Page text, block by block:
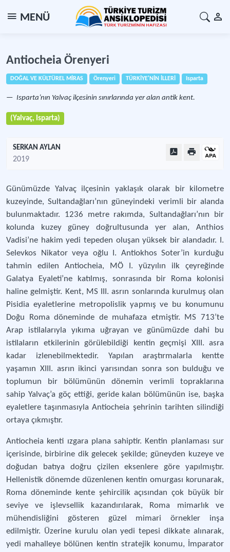
MENÜ
Antiocheia Örenyeri
DOĞAL VE KÜLTÜREL MİRAS Örenyeri TÜRKİYE'NİN İLLERİ Isparta
Isparta’nın Yalvaç ilçesinin sınırlarında yer alan antik kent.
(Yalvaç, Isparta)
SERKAN AYLAN
2019
Günümüzde Yalvaç ilçesinin yaklaşık olarak bir kilometre
kuzeyinde, Sultandağları’nın güneyindeki verimli bir alanda
bulunmaktadır. 1236 metre rakımda, Sultandağları’nın bir
kolunda kuzey güney doğrultusunda yer alan, Anthios
Vadisi’ne hakim yedi tepeden oluşan yüksek bir alandadır. I.
Selevkos Nikator veya oğlu I. Antiokhos Soter’in kurduğu
tahmin edilen Antiocheia, MÖ I. yüzyılın ilk çeyreğinde
Galatya Eyaleti’ne katılmış, sonrasında bir Roma kolonisi
haline gelmiştir. Kent, MS III. asrın sonlarında kurulmuş olan
Pisidia eyaletlerine metropolislik yapmış ve bu konumunu
Doğu Roma döneminde de muhafaza etmiştir. MS 713’te
Arap istilalarıyla yıkıma uğrayan ve günümüzde dahi bu
istilaların etkilerinin görülebildiği kentin geçmişi XIII. asra
kadar izlenebilmektedir. Yapılan araştırmalarla kentte
yaşamın XIII. asrın ikinci yarısından sonra son bulduğu ve
toplumun bir bölümünün dönemin verimli topraklarına
sahip Yalvaç’a göç ettiği, geride kalan bölümünün ise, başka
eyaletlere taşınmasıyla Antiocheia şehrinin tarihten silindiği
ortaya çıkmıştır.
Antiocheia kenti ızgara plana sahiptir. Kentin planlaması sur
içerisinde, birbirine dik gelecek şekilde; güneyden kuzeye ve
doğudan batıya doğru çizilen eksenlere göre yapılmıştır.
Hellenistik dönemde düzenlenen kentin omurgası korunarak,
Roma döneminde kente şehircilik açısından çok büyük bir
seviye ve işlevsellik kazandırılarak, Roma mimarlık ve
mühendisliğini gösteren güzel mimari örnekler inşa
edilmiştir. Üzerine kurulu olan yedi tepesi dikkate alınarak,
yedi mahalleye bölünen kentin stratejik konumu, İmparator